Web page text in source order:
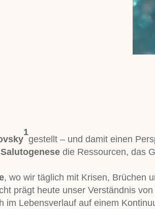
1
gestellt – und damit einen
Salutogenese die Ressourcen, das
, wo wir täglich mit Krisen, Brüchen
prägt heute unser Verständnis
Lebensverlauf auf einem